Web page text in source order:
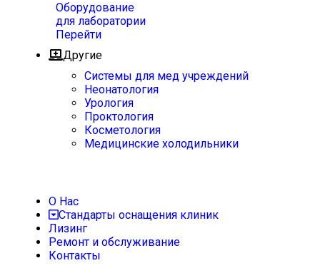
Оборудование
для лаборатории
Перейти
Другие
Системы для мед учреждений
Неонатология
Урология
Проктология
Косметология
Медицинские холодильники
О Нас
Стандарты оснащения клиник
Лизинг
Ремонт и обслуживание
Контакты